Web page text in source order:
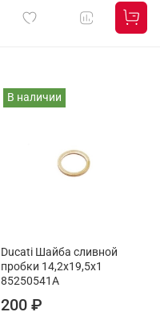
В наличии
Ducati Шайба сливной
пробки 14,2x19,5x1
85250541A
200 ₽